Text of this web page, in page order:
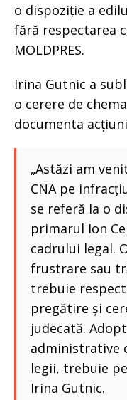
o dispoziție a
fără respectarea
MOLDPRES.
Irina Gutnic a
o cerere de
documenta
„Astăzi am
CNA pe
se referă la o
primarul Ion
cadrului legal.
frustrare sau
trebuie
pregătire și
judecată.
administrative
legii, trebuie
Irina Gutnic.